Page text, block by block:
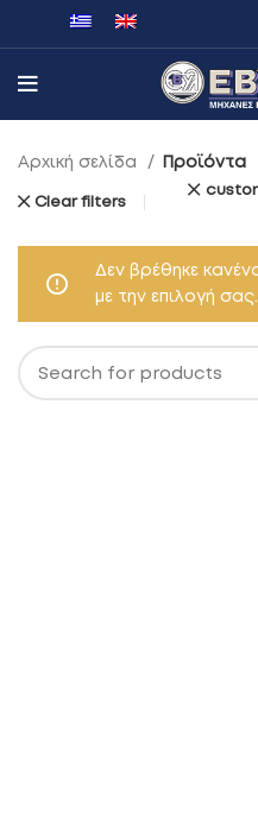
Αρχική σελίδα Προϊόντα
Clear filters
Δεν βρέθηκε
με την επιλογή σας.